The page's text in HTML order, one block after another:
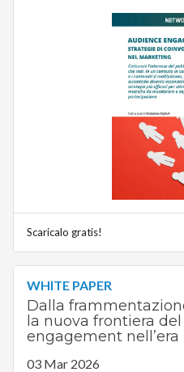
Scaricalo gratis!
WHITE PAPER
Dalla
la nuova frontiera
engagement
03 Mar 2026